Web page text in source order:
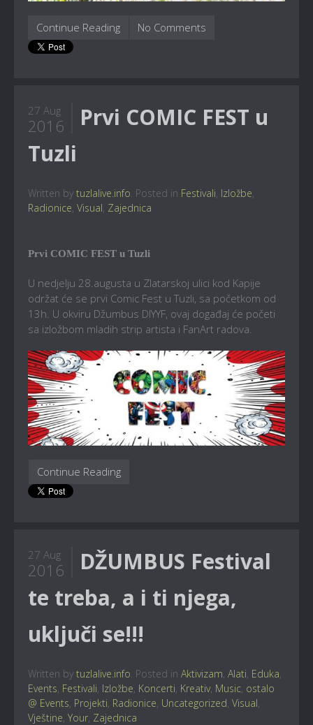
Continue Reading No Comments
27 Aug
2016
Prvi COMIC FEST u
Tuzli
Written by tuzlalive.info. Posted in Festivali, Izložbe,
Radionice, Visual, Zajednica
Prvi COMIC FEST u Tuzli
U nedjelju 28.augusta u Zlatarskoj ulici kod Kapije
održat će se prvi Comic Fest u Tuzli, sa početkom od
13h. U okviru Džumbus DIYYF, ovaj događaj će početi
sa izložbom mladih strip artista i FanArt radova.
Continue Reading
27 Aug
2016
DŽUMBUS Festival
te treba, a i ti njega,
uključi se!!!
Written by tuzlalive.info. Posted in Aktivizam, Alati, Eduka,
Events, Festivali, Izložbe, Koncerti, Kreativ, Music, ostalo
@ Events, Projekti, Radionice, Uncategorized, Visual,
Vještine, Your, Zajednica